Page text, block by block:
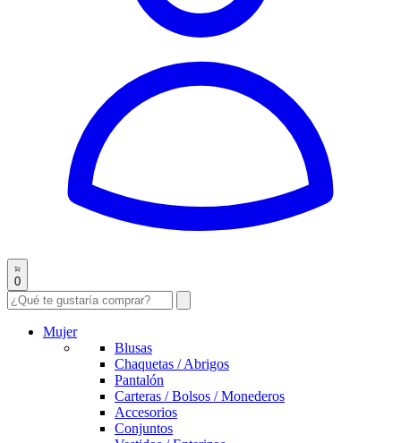
0
Mujer
Blusas
Chaquetas / Abrigos
Pantalón
Carteras / Bolsos / Monederos
Accesorios
Conjuntos